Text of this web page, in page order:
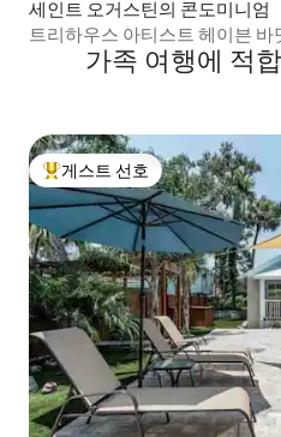
세인트 오거스틴의 콘도미니엄
트리하우스 아티스트 헤이븐 바
가족 여행에 적
상위 게스트 선호
게스트 선호